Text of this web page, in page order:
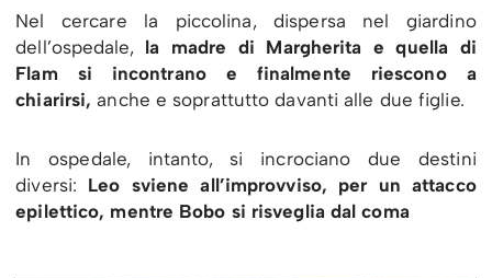
Nel cercare la piccolina, dispersa nel giardino
dell’ospedale,la madre di Margherita e quella di
Flam si incontrano e finalmente riescono a
chiarirsi,anche e soprattutto davanti alle due figlie.
In ospedale, intanto, si incrociano due destini
diversi: Leo sviene all’improvviso, per un attacco
epilettico, mentre Bobo si risveglia dal coma